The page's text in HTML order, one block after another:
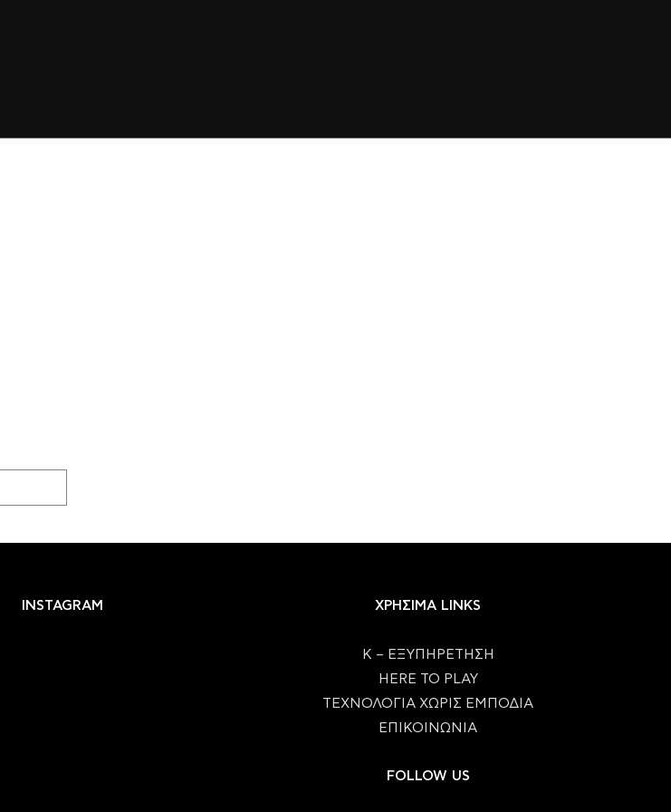
INSTAGRAM ΧΡΗΣΙΜΑ LINKS
Κ – ΕΞΥΠΗΡΕΤΗΣΗ
HERE TO PLAY
ΤΕΧΝΟΛΟΓΙΑ ΧΩΡΙΣ ΕΜΠΟΔΙΑ
ΕΠΙΚΟΙΝΩΝΙΑ
FOLLOW US